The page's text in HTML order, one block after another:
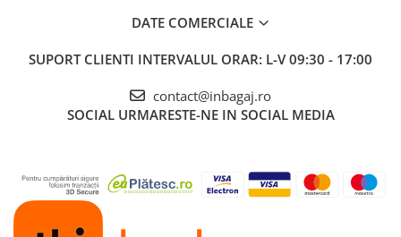
DATE COMERCIALE
SUPORT CLIENTI INTERVALUL ORAR: L-V 09:30 - 17:00
contact@inbagaj.ro
SOCIAL URMARESTE-NE IN SOCIAL MEDIA